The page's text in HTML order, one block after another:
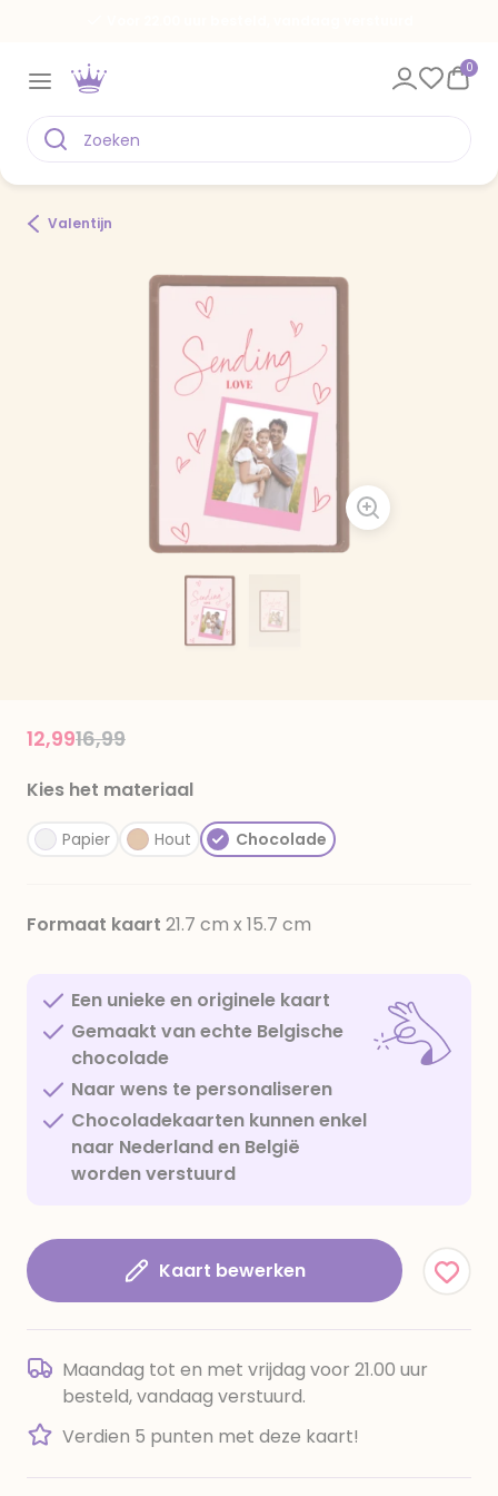
0
Valentijn
Price reduced from
16,99to
12,99
Kies het materiaal
Papier Hout Chocolade
Formaat kaart 21.7 cm x 15.7 cm
Een unieke en originele kaart
Gemaakt van echte Belgische
chocolade
Naar wens te personaliseren
Chocoladekaarten kunnen enkel
naar Nederland en België
worden verstuurd
Kaart bewerken
Maandag tot en met vrijdag voor 21.00 uur
besteld, vandaag verstuurd.
Verdien 5 punten met deze kaart!